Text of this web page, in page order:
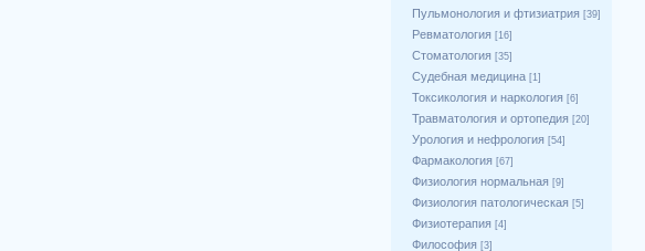
Пульмонология и фтизиатрия [39]
Ревматология [16]
Стоматология [35]
Судебная медицина [1]
Токсикология и наркология [6]
Травматология и ортопедия [20]
Урология и нефрология [54]
Фармакология [67]
Физиология нормальная [9]
Физиология патологическая [5]
Физиотерапия [4]
Философия [3]